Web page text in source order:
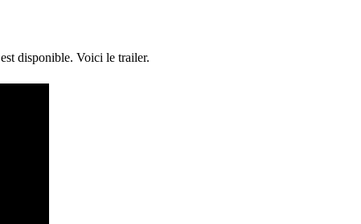
est disponible. Voici le trailer.